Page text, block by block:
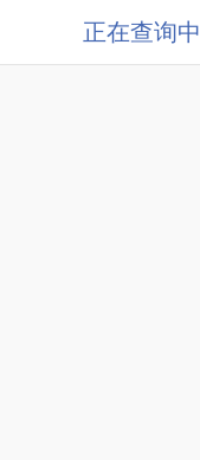
正在查询中